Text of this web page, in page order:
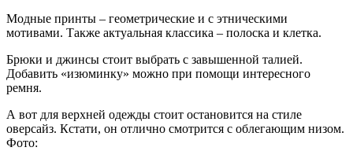
Модные принты – геометрические и с этническими
мотивами. Также актуальная классика – полоска и клетка.
Брюки и джинсы стоит выбрать с завышенной талией.
Добавить «изюминку» можно при помощи интересного
ремня.
А вот для верхней одежды стоит остановится на стиле
оверсайз. Кстати, он отлично смотрится с облегающим низом.
Фото: